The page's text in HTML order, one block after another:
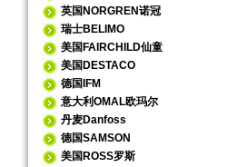
英国NORGREN诺冠
瑞士BELIMO
美国FAIRCHILD仙童
美国DESTACO
德国IFM
意大利OMAL欧玛尔
丹麦Danfoss
德国SAMSON
美国ROSS罗斯